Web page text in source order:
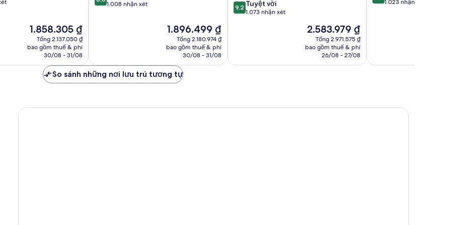
Giá
hiện
tại
1.858.305 ₫
1.858.305 ₫
Tổng 2.137.050 ₫
bao gồm thuế & phí
30/08 - 31/08
trên1.008 nhận xét
Giá
hiện
tại
1.896.499 ₫
1.896.499 ₫
Tổng 2.180.974 ₫
bao gồm thuế & phí
30/08 - 31/08
9.2
trên
xét
9,2 Tuyệt vời
1.073 nhận xét
Giá
hiện
tại
2.583.979 ₫
2.583.979 ₫
Tổng 2.971.575 ₫
bao gồm thuế & phí
26/08 - 27/08
trên1.023 nhận xét
So sánh những nơi lưu trú tương tự